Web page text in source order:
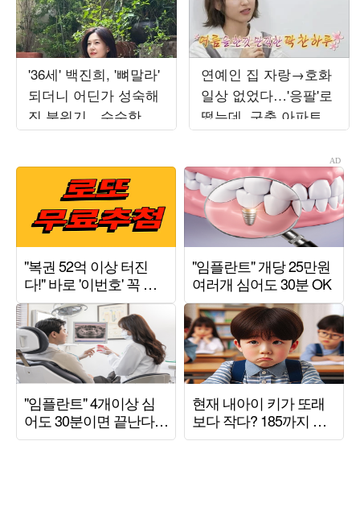
'36세' 백진희, '뼈말라'
되더니 어딘가 성숙해
진 분위기…수수한 일
상도 화보 같네
연예인 집 자랑→호화
일상 없었다…'응팔'로
떴는데, 구축 아파트서
무료 나눔 '최고 7.8%'